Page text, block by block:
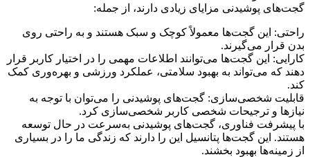
گجت‌های پوشیدنی مزایای زیادی دارند، از جمله:
راحتی: این گجت‌ها معمولاً کوچک و سبک هستند و به راحتی روی
بدن قرار می‌گیرند.
کارایی: این گجت‌ها می‌توانند اطلاعات مهمی را در اختیار کاربر قرار
دهند که می‌تواند به بهبود سلامتی، عملکرد ورزشی و بهره‌وری کمک
کند.
قابلیت شخصی‌سازی: گجت‌های پوشیدنی را می‌توان با توجه به
نیازها و ترجیحات شخصی کاربر شخصی‌سازی کرد.
با پیشرفت فناوری، گجت‌های پوشیدنی به‌سرعت در حال توسعه
هستند. این گجت‌ها پتانسیل این را دارند که زندگی ما را در بسیاری
از زمینه‌ها بهبود بخشند.